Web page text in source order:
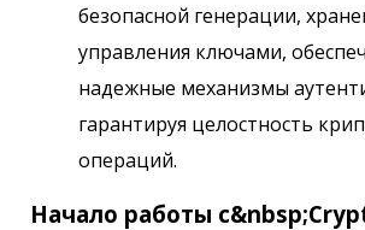
безопасной генерации,
управления ключами,
надежные механизмы
гарантируя целостность
операций.
Начало работы